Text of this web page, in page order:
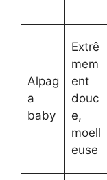
Alpag
a
baby
Extrê
mem
ent
douc
e,
moell
euse